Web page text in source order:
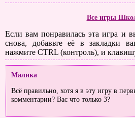
Все игры
Если вам понравилась эта игра и
снова, добавьте её в закладки
нажмите CTRL (контроль), и
Малика
Всё правильно, хотя я в эту игру в
комментарии? Вас что только 3?